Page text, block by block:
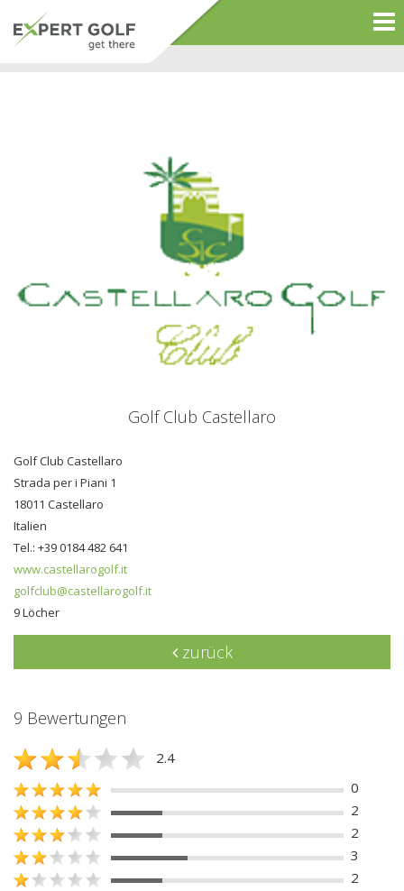
Golf Club Castellaro
Golf Club Castellaro
Strada per i Piani 1
18011 Castellaro
Italien
Tel.: +39 0184 482 641
www.castellarogolf.it
golfclub@castellarogolf.it
9 Löcher
zurück
9 Bewertungen
2.4
0
2
2
3
2